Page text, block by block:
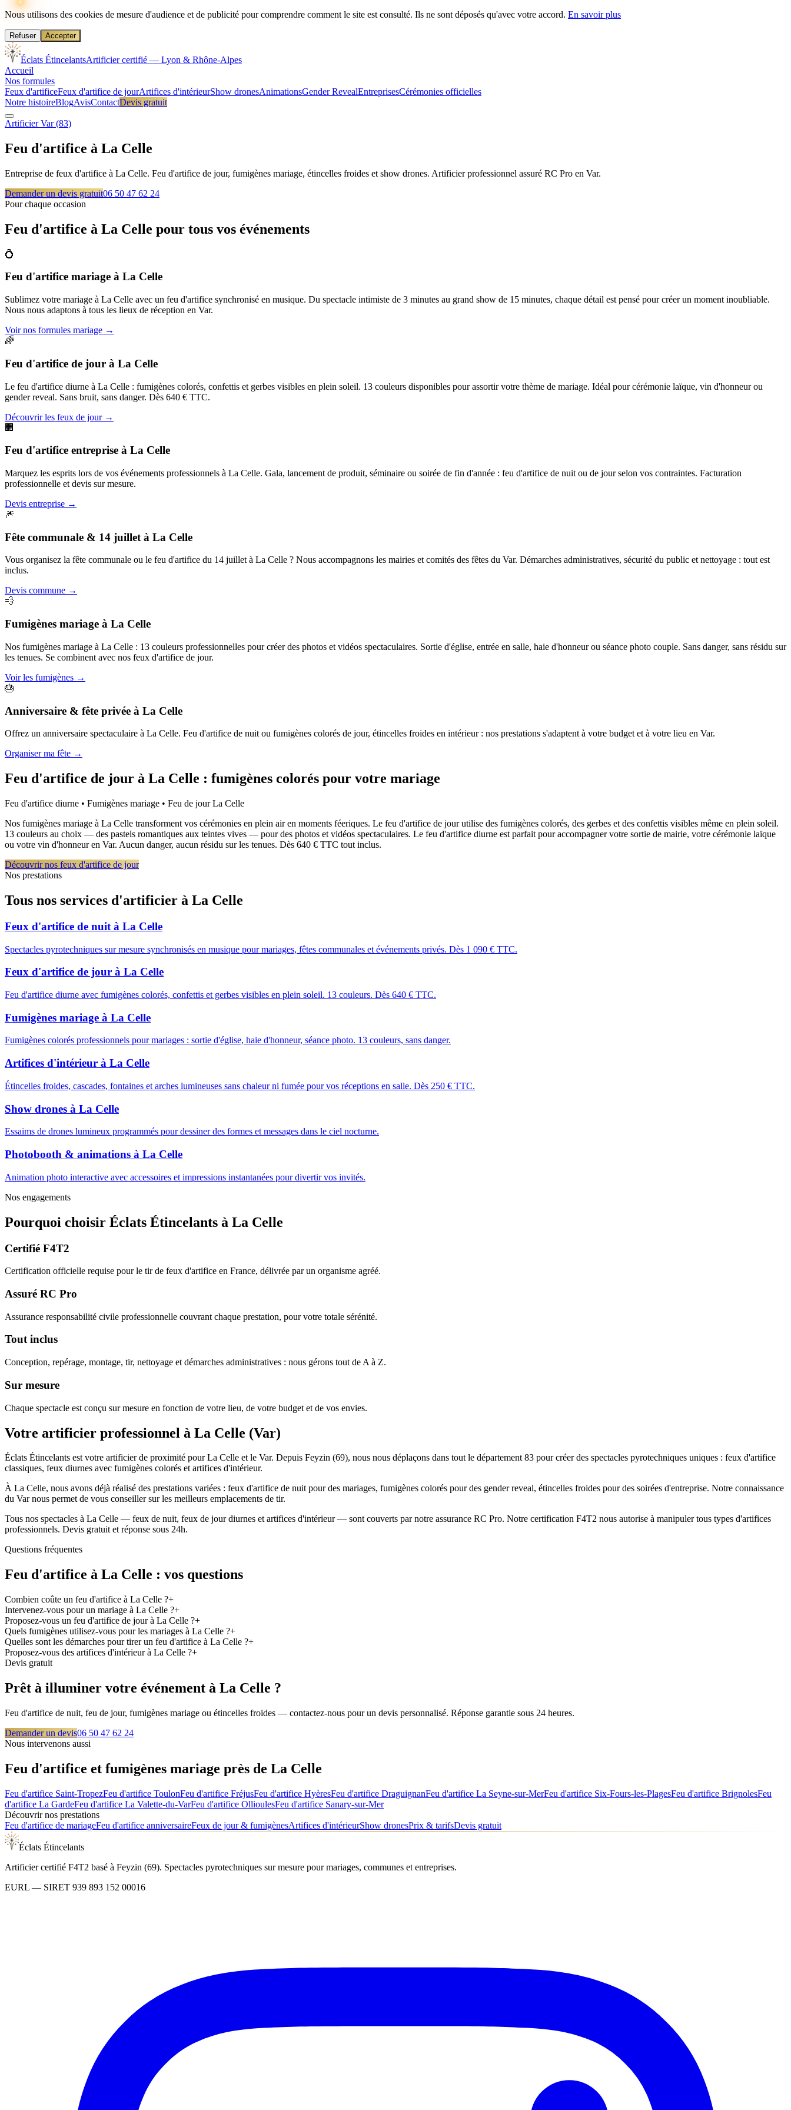
Nous utilisons des cookies de mesure d'audience et de publicité pour comprendre comment le site est consulté. Ils ne sont déposés qu'avec votre accord. En savoir plus
Refuser Accepter
Éclats ÉtincelantsArtificier certifié — Lyon & Rhône-Alpes
Accueil
Nos formules
Feux d'artificeFeux d'artifice de jourArtifices d'intérieurShow dronesAnimationsGender RevealEntreprisesCérémonies officielles
Notre histoireBlogAvisContactDevis gratuit
ArtificierVar(83)
Feu d'artifice à La Celle
Entreprise de feux d'artifice à La Celle. Feu d'artifice de jour, fumigènes mariage, étincelles froides et show drones. Artificier professionnel assuré RC Pro en Var.
Demander un devis gratuit06 50 47 62 24
Pour chaque occasion
Feu d'artifice à La Celle pour tous vos événements
💍
Feu d'artifice mariage à La Celle
Sublimez votre mariage à La Celle avec un feu d'artifice synchronisé en musique. Du spectacle intimiste de 3 minutes au grand show de 15 minutes, chaque détail est pensé pour créer un moment inoubliable.
Nous nous adaptons à tous les lieux de réception en Var.
Voir nos formules mariage →
🌈
Feu d'artifice de jour à La Celle
Le feu d'artifice diurne à La Celle : fumigènes colorés, confettis et gerbes visibles en plein soleil. 13 couleurs disponibles pour assortir votre thème de mariage. Idéal pour cérémonie laïque, vin d'honneur ou
gender reveal. Sans bruit, sans danger. Dès 640 € TTC.
Découvrir les feux de jour→
🏢
Feu d'artifice entreprise à La Celle
Marquez les esprits lors de vos événements professionnels à La Celle. Gala, lancement de produit, séminaire ou soirée de fin d'année : feu d'artifice de nuit ou de jour selon vos contraintes. Facturation
professionnelle et devis sur mesure.
Devis entreprise →
🎆
Fête communale & 14 juillet à La Celle
Vous organisez la fête communale ou le feu d'artifice du 14 juillet à La Celle ? Nous accompagnons les mairies et comités des fêtes du Var. Démarches administratives, sécurité du public et nettoyage : tout est
inclus.
Devis commune →
💨
Fumigènes mariage à La Celle
Nos fumigènes mariage à La Celle : 13 couleurs professionnelles pour créer des photos et vidéos spectaculaires. Sortie d'église, entrée en salle, haie d'honneur ou séance photo couple. Sans danger, sans résidu sur
les tenues. Se combinent avec nos feux d'artifice de jour.
Voir les fumigènes →
🎂
Anniversaire & fête privée à La Celle
Offrez un anniversaire spectaculaire à La Celle. Feu d'artifice de nuit ou fumigènes colorés de jour, étincelles froides en intérieur : nos prestations s'adaptent à votre budget et à votre lieu en Var.
Organiser ma fête →
Feu d'artifice de jour à La Celle : fumigènes colorés pour votre mariage
Feu d'artifice diurne • Fumigènes mariage • Feu de jourLa Celle
Nos fumigènes mariage à La Celle transforment vos cérémonies en plein air en moments féeriques. Le feu d'artifice de jour utilise des fumigènes colorés, des gerbes et des confettis visibles même en plein soleil.
13 couleurs au choix — des pastels romantiques aux teintes vives — pour des photos et vidéos spectaculaires. Le feu d'artifice diurne est parfait pour accompagner votre sortie de mairie, votre cérémonie laïque
ou votre vin d'honneur en Var. Aucun danger, aucun résidu sur les tenues. Dès 640 € TTC tout inclus.
Découvrir nos feux d'artifice de jour
Nos prestations
Tous nos services d'artificier à La Celle
Feux d'artifice de nuit à La Celle
Spectacles pyrotechniques sur mesure synchronisés en musique pour mariages, fêtes communales et événements privés. Dès 1 090 € TTC.
Feux d'artifice de jour à La Celle
Feu d'artifice diurne avec fumigènes colorés, confettis et gerbes visibles en plein soleil. 13 couleurs. Dès 640 € TTC.
Fumigènes mariage à La Celle
Fumigènes colorés professionnels pour mariages : sortie d'église, haie d'honneur, séance photo. 13 couleurs, sans danger.
Artifices d'intérieur à La Celle
Étincelles froides, cascades, fontaines et arches lumineuses sans chaleur ni fumée pour vos réceptions en salle. Dès 250 € TTC.
Show drones à La Celle
Essaims de drones lumineux programmés pour dessiner des formes et messages dans le ciel nocturne.
Photobooth & animations à La Celle
Animation photo interactive avec accessoires et impressions instantanées pour divertir vos invités.
Nos engagements
Pourquoi choisir Éclats Étincelants à La Celle
Certifié F4T2
Certification officielle requise pour le tir de feux d'artifice en France, délivrée par un organisme agréé.
Assuré RC Pro
Assurance responsabilité civile professionnelle couvrant chaque prestation, pour votre totale sérénité.
Tout inclus
Conception, repérage, montage, tir, nettoyage et démarches administratives : nous gérons tout de A à Z.
Sur mesure
Chaque spectacle est conçu sur mesure en fonction de votre lieu, de votre budget et de vos envies.
Votre artificier professionnel à La Celle (Var)
Éclats Étincelants est votre artificier de proximité pour La Celle et le Var. Depuis Feyzin (69), nous nous déplaçons dans tout le département 83 pour créer des spectacles pyrotechniques uniques : feux d'artifice
classiques, feux diurnes avec fumigènes colorés et artifices d'intérieur.
À La Celle, nous avons déjà réalisé des prestations variées : feux d'artifice de nuit pour des mariages, fumigènes colorés pour des gender reveal, étincelles froides pour des soirées d'entreprise. Notre connaissance
du Var nous permet de vous conseiller sur les meilleurs emplacements de tir.
Tous nos spectacles à La Celle — feux de nuit, feux de jour diurnes et artifices d'intérieur — sont couverts par notre assurance RC Pro. Notre certification F4T2 nous autorise à manipuler tous types d'artifices
professionnels. Devis gratuit et réponse sous 24h.
Questions fréquentes
Feu d'artifice à La Celle : vos questions
Combien coûte un feu d'artifice à La Celle ?+
Intervenez-vous pour un mariage à La Celle ?+
Proposez-vous un feu d'artifice de jour à La Celle ?+
Quels fumigènes utilisez-vous pour les mariages à La Celle ?+
Quelles sont les démarches pour tirer un feu d'artifice à La Celle ?+
Proposez-vous des artifices d'intérieur à La Celle ?+
Devis gratuit
Prêt à illuminer votre événement à La Celle ?
Feu d'artifice de nuit, feu de jour, fumigènes mariage ou étincelles froides — contactez-nous pour un devis personnalisé. Réponse garantie sous 24 heures.
Demander un devis06 50 47 62 24
Nous intervenons aussi
Feu d'artifice et fumigènes mariage près de La Celle
Feu d'artifice Saint-TropezFeu d'artifice ToulonFeu d'artifice FréjusFeu d'artifice HyèresFeu d'artifice DraguignanFeu d'artifice La Seyne-sur-MerFeu d'artifice Six-Fours-les-PlagesFeu d'artifice BrignolesFeu
d'artifice La GardeFeu d'artifice La Valette-du-VarFeu d'artifice OllioulesFeu d'artifice Sanary-sur-Mer
Découvrir nos prestations
Feu d'artifice de mariageFeu d'artifice anniversaireFeux de jour & fumigènesArtifices d'intérieurShow dronesPrix & tarifsDevis gratuit
Éclats Étincelants
Artificier certifié F4T2 basé à Feyzin (69). Spectacles pyrotechniques sur mesure pour mariages, communes et entreprises.
EURL — SIRET 939 893 152 00016